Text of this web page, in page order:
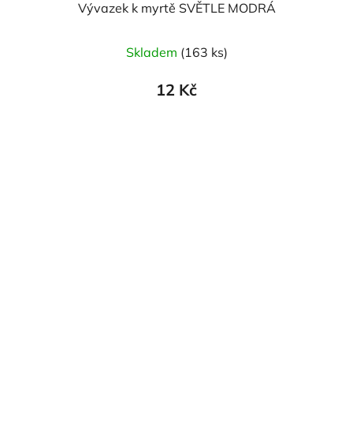
Vývazek k myrtě SVĚTLE MODRÁ
Skladem (163 ks)
12 Kč